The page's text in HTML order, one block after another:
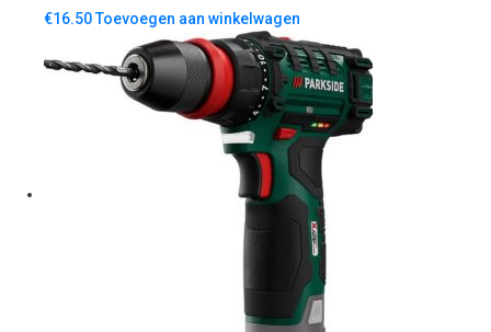
€16.50Toevoegen aan winkelwagen